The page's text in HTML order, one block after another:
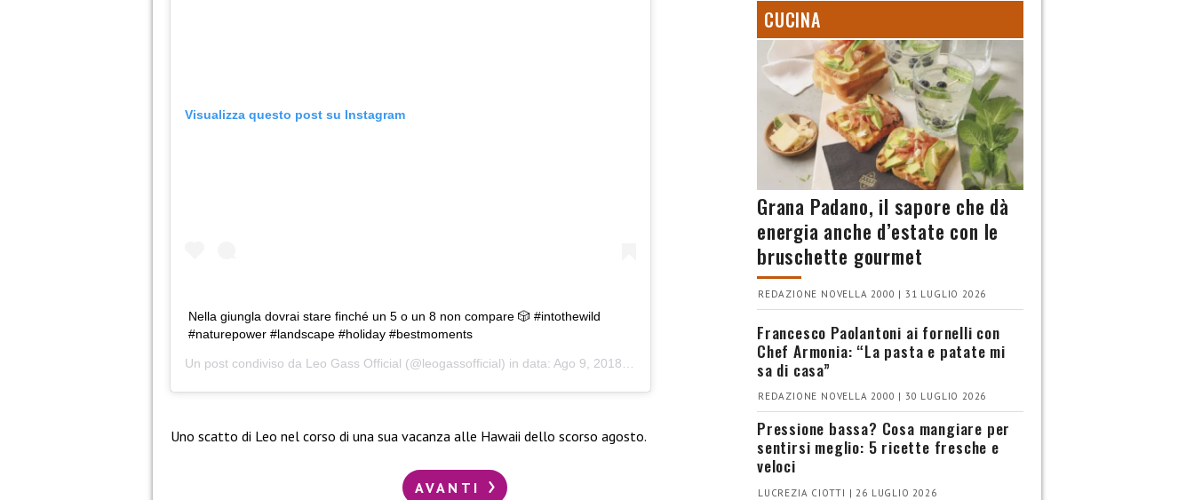
Visualizza questo post su Instagram
Nella giungla dovrai stare finché un 5 o un 8 non compare 🎲 #intothewild
#naturepower #landscape #holiday #bestmoments
Un post condiviso da Leo Gass Official (@leogassofficial) in data: Ago 9, 2018 at 1:43 PDT
Uno scatto di Leo nel corso di una sua vacanza alle Hawaii dello scorso agosto.
AVANTI
CUCINA
Grana Padano, il sapore che dà
energia anche d’estate con le
bruschette gourmet
REDAZIONE NOVELLA 2000 | 31 LUGLIO 2026
Francesco Paolantoni ai fornelli con
Chef Armonia: “La pasta e patate mi
sa di casa”
REDAZIONE NOVELLA 2000 | 30 LUGLIO 2026
Pressione bassa? Cosa mangiare per
sentirsi meglio: 5 ricette fresche e
veloci
LUCREZIA CIOTTI | 26 LUGLIO 2026